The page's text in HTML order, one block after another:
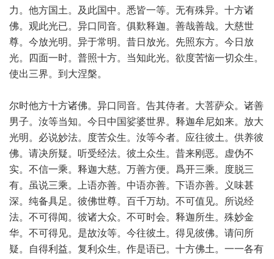
力。他方国土。及此国中。悉皆一等。无有殊异。十方诸
佛。观此光已。异口同音。俱歎释迦。善哉善哉。大慈世
尊。今放光明。异于常明。昔日放光。先照东方。今日放
光。四面一时。普照十方。当知此光。欲度苦恼一切众生。
使出三界。到大涅槃。
尔时他方十方诸佛。异口同音。告其侍者。大菩萨众。诸善
男子。汝等当知。今日中国娑婆世界。释迦牟尼如来。放大
光明。必说妙法。度苦众生。汝等今者。应往彼土。供养彼
佛。请决所疑。听受经法。彼土众生。昔来刚恶。虚伪不
实。不信一乘。释迦大慈。万善方便。爲开三乘。度脱三
有。虽说三乘。上语亦善。中语亦善。下语亦善。义味甚
深。纯备具足。彼佛世尊。百千万劫。不可值见。所说经
法。不可得闻。彼诸大众。不可时会。释迦所生。殊妙金
华。不可得见。是故汝等。今往彼土。得见彼佛。请问所
疑。自得利益。复利众生。作是语已。十方佛土。一一各有